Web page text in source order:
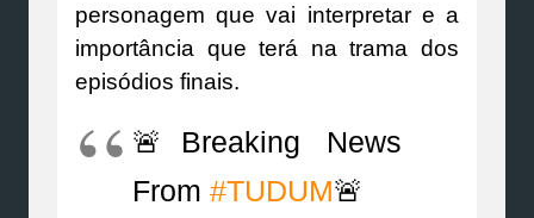
personagem que vai interpretar e a
importância que terá na trama dos
episódios finais.
🚨Breaking News
From #TUDUM🚨